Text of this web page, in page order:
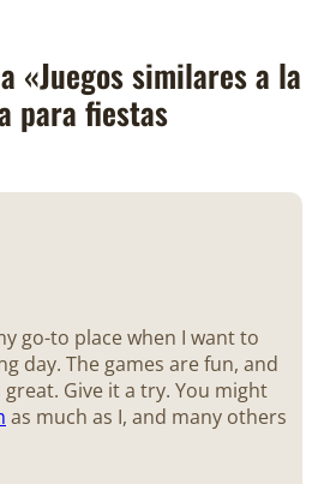
«Juegos similares a la
para fiestas
go-to place when I want to
day. The games are fun, and
Give it a try. You might
as much as I, and many others